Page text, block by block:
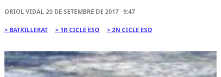
ORIOL VIDAL 20 DE SETEMBRE DE 2017 · 9:47
BATXILLERAT 1R CICLE ESO 2N CICLE ESO